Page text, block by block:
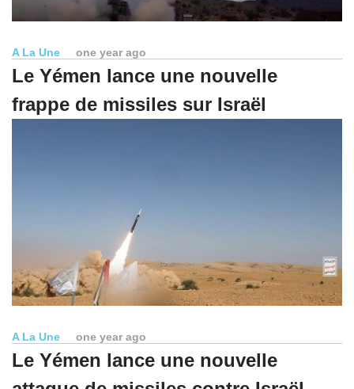
A La Une one year ago
Le Yémen lance une nouvelle
frappe de missiles sur Israël
A La Une one year ago
Le Yémen lance une nouvelle